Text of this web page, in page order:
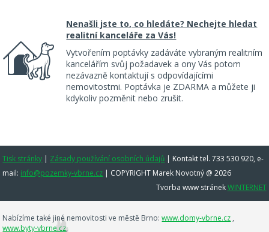
Nenašli jste to, co hledáte? Nechejte hledat
realitní kanceláře za Vás!
Vytvořením poptávky zadáváte vybraným realitním
kancelářím svůj požadavek a ony Vás potom
nezávazně kontaktují s odpovídajícími
nemovitostmi. Poptávka je ZDARMA a můžete ji
kdykoliv pozměnit nebo zrušit.
Tisk stránky | Zásady používání osobních údajů | Kontakt tel. 733 530 920, e-
mail: info@pozemky-vbrne.cz | COPYRIGHT Marek Novotný @ 2026
Tvorba www stránekWINTERNET
Nabízíme také jiné nemovitosti ve městě Brno:www.domy-vbrne.cz ,
www.byty-vbrne.cz,